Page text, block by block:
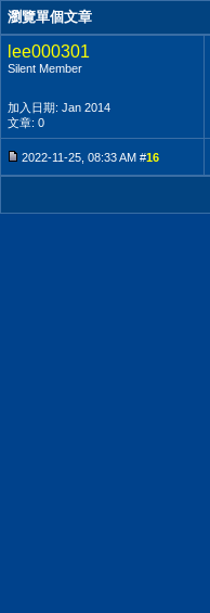
瀏覽單個文章
lee000301
Silent Member
加入日期: Jan 2014
文章: 0
2022-11-25, 08:33 AM #16